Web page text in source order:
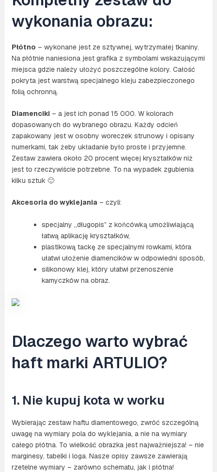
wykonania obrazu:
Płótno – wykonane jest ze sztywnej, wytrzymałej tkaniny.
Na płótnie naniesiona jest grafika z symbolami wskazującymi
miejsca gdzie należy ułożyć poszczególne kolory. Całość
pokryta jest warstwą specjalnego kleju zabezpieczonego
folią ochronną.
Diamenciki– a jest ich ponad 15 000. W kolorach
dopasowanych do wybranego obrazu. Każdy odcień
zapakowany jest w osobny woreczek strunowy i opisany
numerkami, tak żeby układanie było proste i przyjemne.
Zestaw zawiera około 20 procent więcej kryształków niż
jest to rzeczywiście potrzebne. To na wypadek zgubienia
kilku sztuk 🙂
Akcesoria do wyklejania– czyli:
specjalny „długopis” z końcówką umożliwiającą
łatwą aplikację kryształków,
plastikową tackę ze specjalnymi rowkami, która
ułatwi ułożenie diamencików w odpowiedni sposób,
silikonowy klej, który ułatwi przenoszenie
kamyczków na obraz.
Dlaczego warto wybrać
haft marki ARTULIO?
1. Nie kupuj kota w worku
Wybierając zestaw haftu diamentowego, zwróć szczególną
uwagę na wymiary pola do wyklejania, a nie na wymiary
całego płótna. To wielkość obrazka jest najważniejsza! – nie
marginesy, tabelki i loga. Nasze opisy zawsze zawierają
rzetelne wymiary – zarówno schematu, jak i płótna!